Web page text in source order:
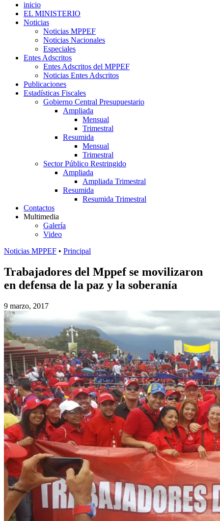
inicio
EL MINISTERIO
Noticias
Noticias MPPEF
Noticias Nacionales
Especiales
Entes Adscritos
Entes Adscritos del MPPEF
Noticias Entes Adscritos
Publicaciones
Estadísticas Fiscales
Gobierno Central Presupuestario
Ampliada
Mensual
Trimestral
Resumida
Mensual
Trimestral
Sector Público Restringido
Ampliada
Ampliada Trimestral
Resumida
Resumida Trimestral
Contactos
Multimedia
Galería
Video
Noticias MPPEF • Principal
Trabajadores del Mppef se movilizaron
en defensa de la paz y la soberanía
9 marzo, 2017